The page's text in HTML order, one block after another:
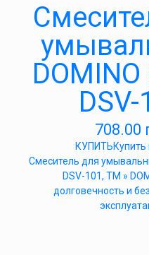
DOMINO
DSV-
708.00
КУПИТЬКупить
Cмеситель для
DSV-101, ТМ »
долговечность и